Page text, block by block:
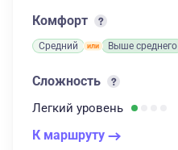
Комфорт
Средний Выше среднего
Сложность
Легкий уровень
К маршруту